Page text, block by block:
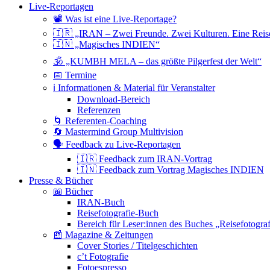
Live-Reportagen
📽 Was ist eine Live-Reportage?
🇮🇷 „IRAN – Zwei Freunde. Zwei Kulturen. Eine
🇮🇳 „Magisches INDIEN“
🕉 „KUMBH MELA – das größte Pilgerfest der Welt“
📅 Termine
ℹ️ Informationen & Material für Veranstalter
Download-Bereich
Referenzen
🌀 Referenten-Coaching
🔄 Mastermind Group Multivision
🗣 Feedback zu Live-Reportagen
🇮🇷 Feedback zum IRAN-Vortrag
🇮🇳 Feedback zum Vortrag Magisches INDIEN
Presse & Bücher
📖 Bücher
IRAN-Buch
Reisefotografie-Buch
Bereich für Leser:innen des Buches
📰 Magazine & Zeitungen
Cover Stories / Titelgeschichten
c’t Fotografie
Fotoespresso